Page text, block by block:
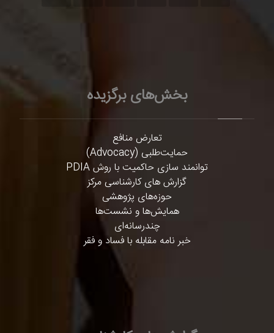
بخش‌های برگزیده
تعارض منافع
حمایت‌طلبی (Advocacy)
توانمند سازی حاکمیت با روش PDIA
گزارش های کارشناسی مرکز
حوزه‌های پژوهشی
همایش‌ها و نشست‌ها
چندرسانه‌ای
خبر نامه مقابله با فساد و فقر